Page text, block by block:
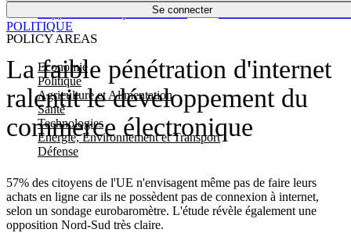
Se connecter
POLICY AREAS
Economie
Politique
Agriculture et Alimentation
Santé
Technologies
Energie, Environnement et Transport
Défense
Économie
La faible pénétration d'internet
ralentit le développement du
commerce électronique
57% des citoyens de l'UE n'envisagent même pas de faire leurs
achats en ligne car ils ne possèdent pas de connexion à internet,
selon un sondage eurobaromètre. L'étude révèle également une
opposition Nord-Sud très claire.
POLITIQUE